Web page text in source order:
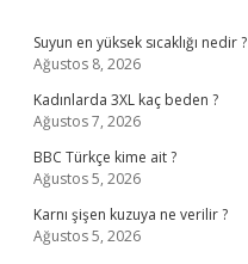
Suyun en yüksek sıcaklığı nedir ?
Ağustos 8, 2026
Kadınlarda 3XL kaç beden ?
Ağustos 7, 2026
BBC Türkçe kime ait ?
Ağustos 5, 2026
Karnı şişen kuzuya ne verilir ?
Ağustos 5, 2026